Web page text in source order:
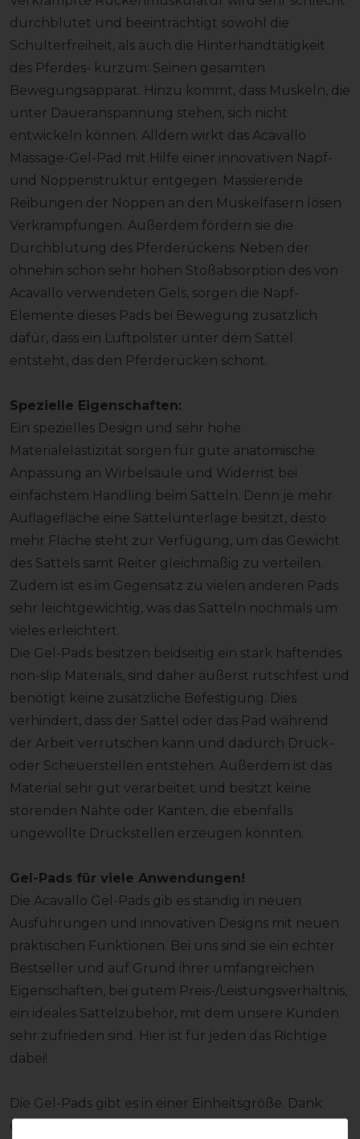
durchblutet und beeinträchtigt sowohl die
Schulterfreiheit, als auch die Hinterhandtätigkeit
des Pferdes- kurzum: Seinen gesamten
Bewegungsapparat. Hinzu kommt, dass Muskeln, die
unter Daueranspannung stehen, sich nicht
entwickeln können. Alldem wirkt das Acavallo
Massage-Gel-Pad mit Hilfe einer innovativen Napf-
und Noppenstruktur entgegen. Massierende
Reibungen der Noppen an den Muskelfasern lösen
Verkrampfungen. Außerdem fördern sie die
Durchblutung des Pferderückens. Neben der
ohnehin schon sehr hohen Stoßabsorption des von
Acavallo verwendeten Gels, sorgen die Napf-
Elemente dieses Pads bei Bewegung zusätzlich
dafür, dass ein Luftpolster unter dem Sattel
entsteht, das den Pferderücken schont.
Spezielle Eigenschaften:
Ein spezielles Design und sehr hohe
Materialelastizität sorgen für gute anatomische
Anpassung an Wirbelsäule und Widerrist bei
einfachstem Handling beim Satteln. Denn je mehr
Auflagefläche eine Sattelunterlage besitzt, desto
mehr Fläche steht zur Verfügung, um das Gewicht
des Sattels samt Reiter gleichmäßig zu verteilen.
Zudem ist es im Gegensatz zu vielen anderen Pads
sehr leichtgewichtig, was das Satteln nochmals um
vieles erleichtert.
Die Gel-Pads besitzen beidseitig ein stark haftendes
non-slip Materials, sind daher äußerst rutschfest und
benötigt keine zusätzliche Befestigung. Dies
verhindert, dass der Sattel oder das Pad während
der Arbeit verrutschen kann und dadurch Druck-
oder Scheuerstellen entstehen. Außerdem ist das
Material sehr gut verarbeitet und besitzt keine
störenden Nähte oder Kanten, die ebenfalls
ungewollte Druckstellen erzeugen könnten.
Gel-Pads für viele Anwendungen!
Die Acavallo Gel-Pads gib es ständig in neuen
Ausführungen und innovativen Designs mit neuen
praktischen Funktionen. Bei uns sind sie ein echter
Bestseller und auf Grund ihrer umfangreichen
Eigenschaften, bei gutem Preis-/Leistungsverhältnis,
ein ideales Sattelzubehör, mit dem unsere Kunden
sehr zufrieden sind. Hier ist für jeden das Richtige
dabei!
Die Gel-Pads gibt es in einer Einheitsgröße. Dank
einer Schnittkante kann das Pad jedoch problemlos